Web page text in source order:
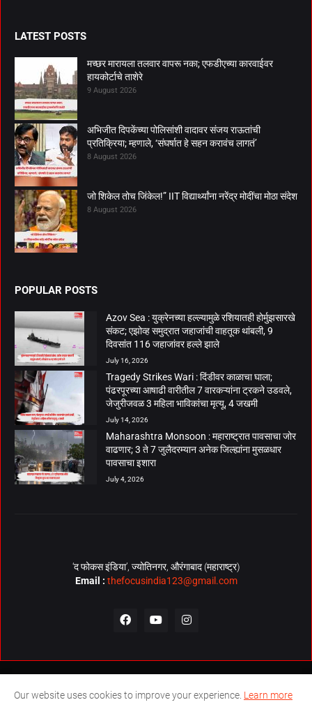
LATEST POSTS
मच्छर मारायला तलवार वापरू नका; एफडीएच्या कारवाईवर
हायकोर्टाचे ताशेरे
9 August 2026
अभिजीत दिपकेंच्या पोलिसांशी वादावर संजय राऊतांची
प्रतिक्रिया; म्हणाले, ‘संघर्षात हे सहन करावंच लागतं’
8 August 2026
जो शिकेल तोच जिंकेल!” IIT विद्यार्थ्यांना नरेंद्र मोदींचा मोठा संदेश
8 August 2026
POPULAR POSTS
Azov Sea : युक्रेनच्या हल्ल्यामुळे रशियातही होर्मुझसारखे
संकट; एझोव्ह समुद्रात जहाजांची वाहतूक थांबली, 9
दिवसांत 116 जहाजांवर हल्ले झाले
July 16, 2026
Tragedy Strikes Wari : दिंडीवर काळाचा घाला;
पंढरपूरच्या आषाढी वारीतील 7 वारकऱ्यांना ट्रकने उडवले,
जेजुरीजवळ 3 महिला भाविकांचा मृत्यू, 4 जखमी
July 14, 2026
Maharashtra Monsoon : महाराष्ट्रात पावसाचा जोर
वाढणार; 3 ते 7 जुलैदरम्यान अनेक जिल्ह्यांना मुसळधार
पावसाचा इशारा
July 4, 2026
‘द फोकस इंडिया’, ज्योतिनगर, औरंगाबाद (महाराष्ट्र)
Email : thefocusindia123@gmail.com
About Us Contact Us The Focus India Policy
Our website uses cookies to improve your experience. Learn more